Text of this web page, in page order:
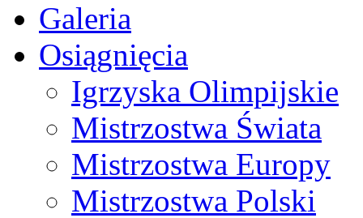
Galeria
Osiągnięcia
Igrzyska Olimpijskie
Mistrzostwa Świata
Mistrzostwa Europy
Mistrzostwa Polski